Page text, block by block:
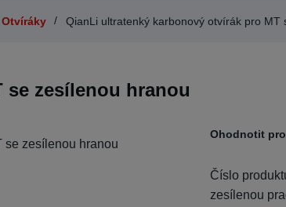
Otvíráky QianLi ultratenký karbonový otvírák pro MT
zesílenou hranou
Ohodnotit
Číslo
zesílenou